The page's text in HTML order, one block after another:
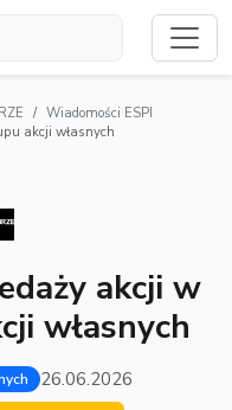
Wiadomości ESPI
akcji własnych
akcji w
własnych
26.06.2026